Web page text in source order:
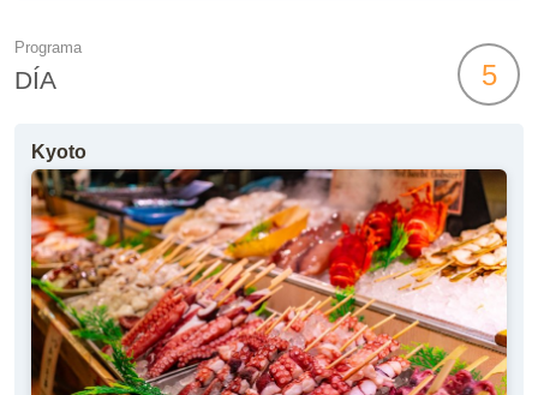
Programa
DÍA 5
Kyoto